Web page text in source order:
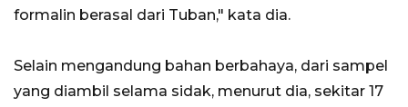
formalin berasal dari Tuban," kata dia.
Selain mengandung bahan berbahaya, dari sampel
yang diambil selama sidak, menurut dia, sekitar 17